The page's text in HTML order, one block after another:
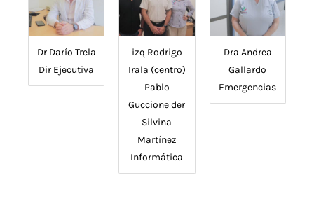
Dr Darío Trela
Dir Ejecutiva
izq Rodrigo
Irala (centro)
Pablo
Guccione der
Silvina
Martínez
Informática
Dra Andrea
Gallardo
Emergencias